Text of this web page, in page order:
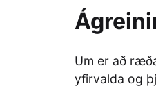
Um er að
yfirvalda og